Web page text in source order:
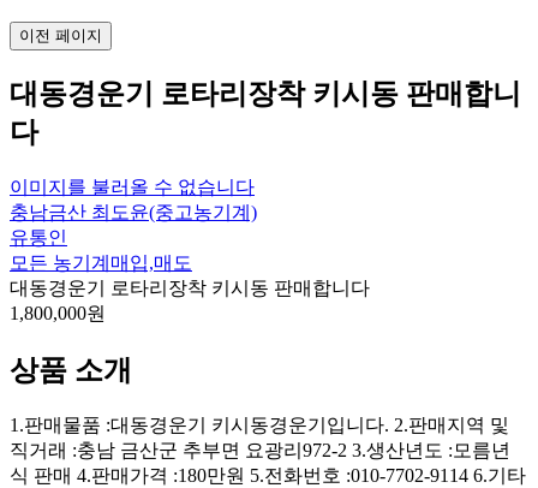
이전 페이지
대동경운기 로타리장착 키시동 판매합니
다
이미지를 불러올 수 없습니다
충남금산 최도윤(중고농기계)
유통인
모든 농기계매입,매도
대동경운기 로타리장착 키시동 판매합니다
1,800,000원
상품 소개
1.판매물품 :대동경운기 키시동경운기입니다. 2.판매지역 및
직거래 :충남 금산군 추부면 요광리972-2 3.생산년도 :모름년
식 판매 4.판매가격 :180만원 5.전화번호 :010-7702-9114 6.기타